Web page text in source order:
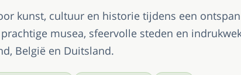
kunst, cultuur en historie tijdens een
musea, sfeervolle steden en
België en Duitsland.